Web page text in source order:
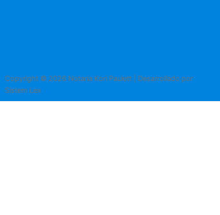
Copyright © 2026 Notaria Kori Paulett | Desarrollado por
Sistem Lex